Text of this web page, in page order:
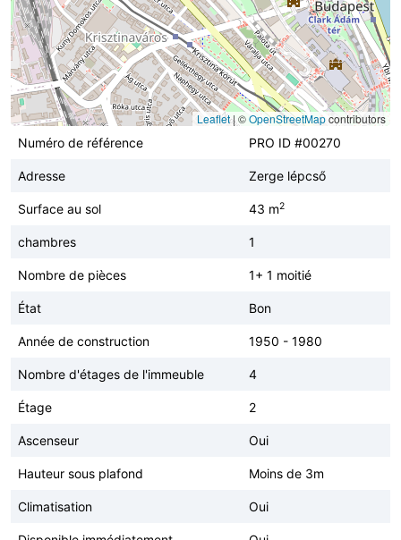
Leaflet|©OpenStreetMapcontributors
Numéro de référence
PRO ID #00270
Adresse Zerge lépcső
Surface au sol 43 m2
chambres 1
Nombre de pièces 1+ 1 moitié
État Bon
Année de construction 1950 - 1980
Nombre d'étages de l'immeuble 4
Étage 2
Ascenseur Oui
Hauteur sous plafond Moins de 3m
Climatisation Oui